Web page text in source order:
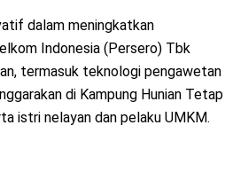
dalam meningkatkan
Indonesia (Persero) Tbk
termasuk teknologi pengawetan
di Kampung Hunian Tetap
istri nelayan dan pelaku UMKM.